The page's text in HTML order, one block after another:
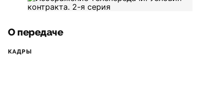
О передаче
КАДРЫ